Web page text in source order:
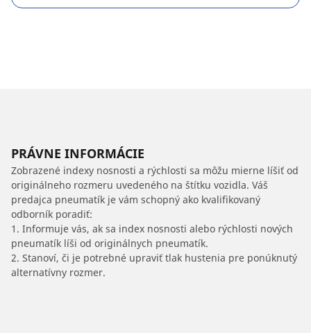
PRÁVNE INFORMÁCIE
Zobrazené indexy nosnosti a rýchlosti sa môžu mierne líšiť od
originálneho rozmeru uvedeného na štítku vozidla. Váš
predajca pneumatík je vám schopný ako kvalifikovaný
odborník poradiť:
1. Informuje vás, ak sa index nosnosti alebo rýchlosti nových
pneumatík líši od originálnych pneumatík.
2. Stanoví, či je potrebné upraviť tlak hustenia pre ponúknutý
alternatívny rozmer.